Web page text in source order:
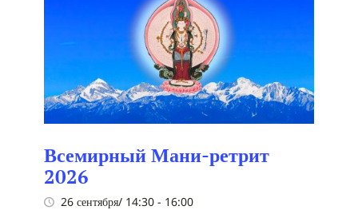
Всемирный Мани-ретрит
2026
26 сентября/ 14:30 - 16:00